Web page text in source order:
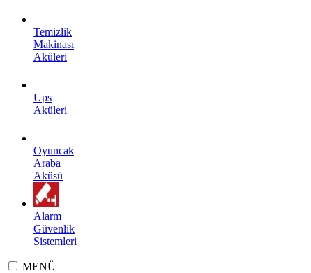
Temizlik
Makinası
Aküleri
Ups
Aküleri
Oyuncak
Araba
Aküsü
Alarm
Güvenlik
Sistemleri
MENÜ